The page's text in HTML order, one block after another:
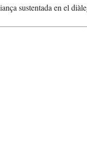
sustentada en el